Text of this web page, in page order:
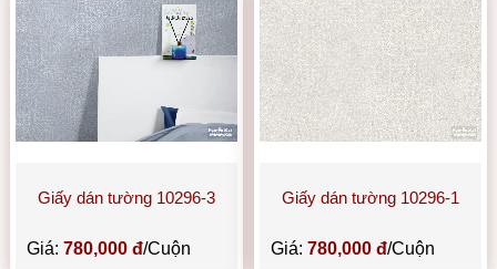
Giấy dán tường 10296-3
Giá:780,000 đ/Cuộn
Giấy dán tường 10296-1
Giá: 780,000 đ/Cuộn